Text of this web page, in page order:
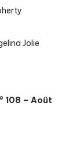
Jolie
108 – Août